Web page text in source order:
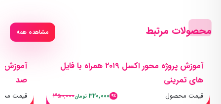
محصولات مرتبط مشاهده همه
آموزش پروژه محور اکسل ۲۰۱۹ همراه با فایل
های تمرینی
قیمت محصول 9٪ 320,000 تومان350,000
صد
قیمت